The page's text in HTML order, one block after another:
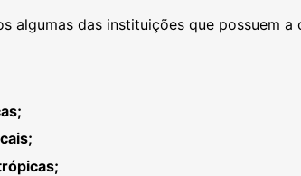
algumas das instituições que possuem